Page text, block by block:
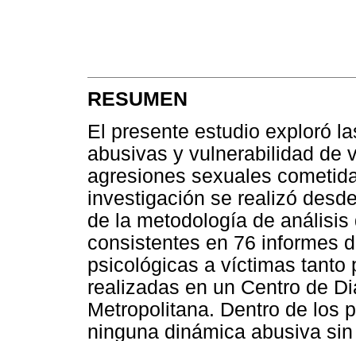
RESUMEN
El presente estudio exploró
abusivas y vulnerabilidad de
agresiones sexuales
investigación se realizó
de la metodología de
consistentes en 76 informes
psicológicas a víctimas tanto
realizadas en un Centro de
Metropolitana. Dentro de los
ninguna dinámica abusiva